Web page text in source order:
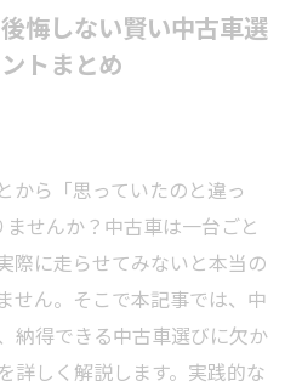
悔しない賢い中古車選
トまとめ
から「思っていたのと違っ
せんか？中古車は一台ごと
際に走らせてみないと本当の
せん。そこで本記事では、中
納得できる中古車選びに欠か
詳しく解説します。実践的な